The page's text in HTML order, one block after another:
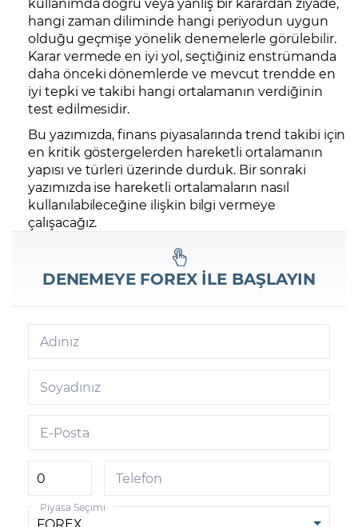
hangi zaman diliminde hangi periyodun uygun
olduğu geçmişe yönelik denemelerle görülebilir.
Karar vermede en iyi yol, seçtiğiniz enstrümanda
daha önceki dönemlerde ve mevcut trendde en
iyi tepki ve takibi hangi ortalamanın verdiğinin
test edilmesidir.
Bu yazımızda, finans piyasalarında trend takibi için
en kritik göstergelerden hareketli ortalamanın
yapısı ve türleri üzerinde durduk. Bir sonraki
yazımızda ise hareketli ortalamaların nasıl
kullanılabileceğine ilişkin bilgi vermeye
çalışacağız.
DENEMEYE FOREX İLE BAŞLAYIN
Adınız
Soyadınız
E-Posta
Telefon
Piyasa Seçimi